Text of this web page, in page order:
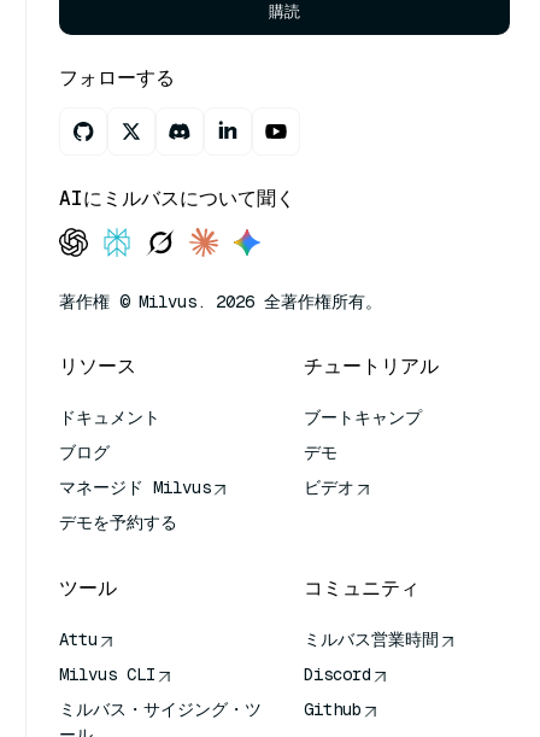
購読
フォローする
AIにミルバスについて聞く
著作権 © Milvus. 2026 全著作権所有。
リソース
ドキュメント
ブログ
マネージド Milvus
デモを予約する
チュートリアル
ブートキャンプ
デモ
ビデオ
ツール
Attu
Milvus CLI
ミルバス・サイジング・ツ
コミュニティ
ミルバス営業時間
Discord
Github